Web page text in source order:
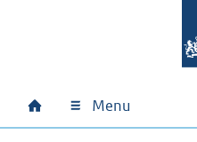
Hoofdnavigatie
Home Menu